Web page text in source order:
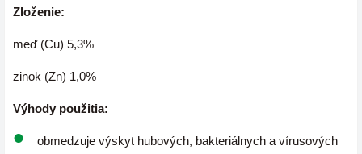
Zloženie:
meď (Cu) 5,3%
zinok (Zn) 1,0%
Výhody použitia:
obmedzuje výskyt hubových, bakteriálnych a vírusových